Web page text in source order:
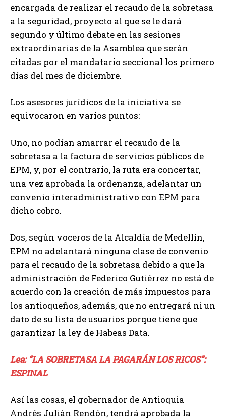
encargada de realizar el recaudo de la sobretasa
a la seguridad, proyecto al que se le dará
segundo y último debate en las sesiones
extraordinarias de la Asamblea que serán
citadas por el mandatario seccional los primero
días del mes de diciembre.
Los asesores jurídicos de la iniciativa se
equivocaron en varios puntos:
Uno, no podían amarrar el recaudo de la
sobretasa a la factura de servicios públicos de
EPM, y, por el contrario, la ruta era concertar,
una vez aprobada la ordenanza, adelantar un
convenio interadministrativo con EPM para
dicho cobro.
Dos, según voceros de la Alcaldía de Medellín,
EPM no adelantará ninguna clase de convenio
para el recaudo de la sobretasa debido a que la
administración de Federico Gutiérrez no está de
acuerdo con la creación de más impuestos para
los antioqueños, además, que no entregará ni un
dato de su lista de usuarios porque tiene que
garantizar la ley de Habeas Data.
Lea: “LA SOBRETASA LA PAGARÁN LOS RICOS”:
ESPINAL
Así las cosas, el gobernador de Antioquia
Andrés Julián Rendón, tendrá aprobada la